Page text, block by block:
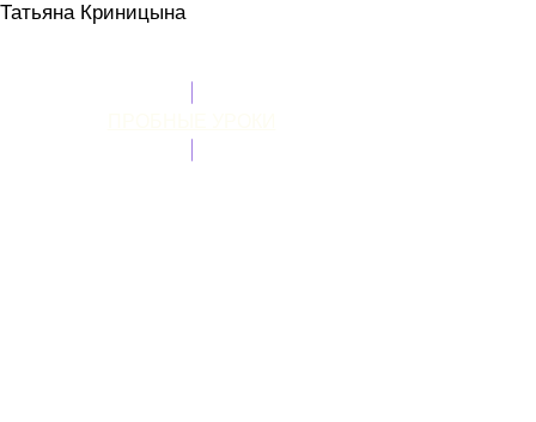
Татьяна Криницына